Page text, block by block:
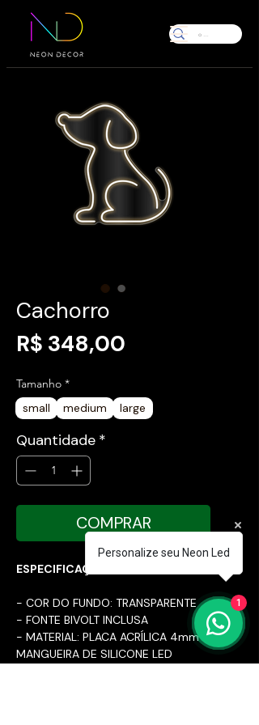
Cachorro
R$ 348,00
Tamanho *
small
medium large
Quantidade *
COMPRAR
ESPECIFICAÇÕES TÉCNICAS:
- COR DO FUNDO: TRANSPARENTE
- FONTE BIVOLT INCLUSA
- MATERIAL: PLACA ACRÍLICA 4mm E
MANGUEIRA DE SILICONE LED
Personalize seu Neon Led
1